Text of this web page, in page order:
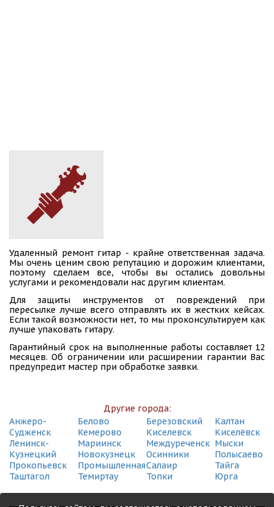
Удаленный ремонт гитар - крайне ответственная задача.
Мы очень ценим свою репутацию и дорожим клиентами,
поэтому сделаем все, чтобы вы остались довольны
услугами и рекомендовали нас другим клиентам.
Для защиты инструментов от повреждений при
пересылке лучше всего отправлять их в жестких кейсах.
Если такой возможности нет, то мы проконсультируем как
лучше упаковать гитару.
Гарантийный срок на выполненные работы составляет 12
месяцев. Об ограничении или расширении гарантии Вас
предупредит мастер при обработке заявки.
Другие города:
Анжеро-
Судженск
Белово Березовский
Калтан
Кемерово
Киселевск
Киселёвск
Ленинск-
Кузнецкий
Мариинск Междуреченск Мыски
Новокузнецк
Осинники
Полысаево
Прокопьевск
ПромышленнаяСалаир
Тайга
Таштагол
Темиртау Топки Юрга